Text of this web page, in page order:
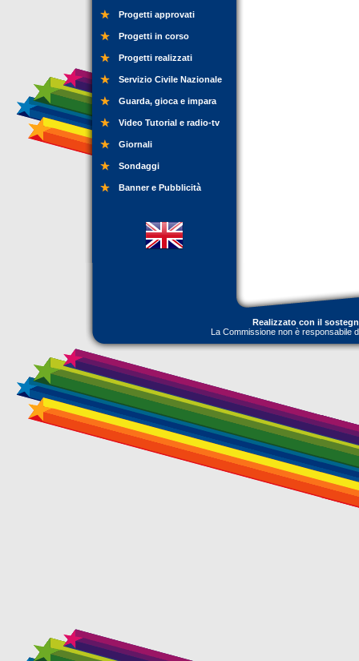
Progetti approvati
Progetti in corso
Progetti realizzati
Servizio Civile Nazionale
Guarda, gioca e impara
Video Tutorial e radio-tv
Giornali
Sondaggi
Banner e Pubblicità
Realizzato con il
La Commissione non è responsabile